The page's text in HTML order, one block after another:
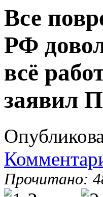
Все
РФ
всё
заявил
Прочитано: